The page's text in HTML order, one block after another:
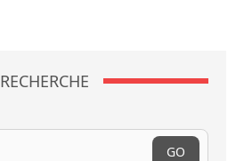
RECHERCHE
GO